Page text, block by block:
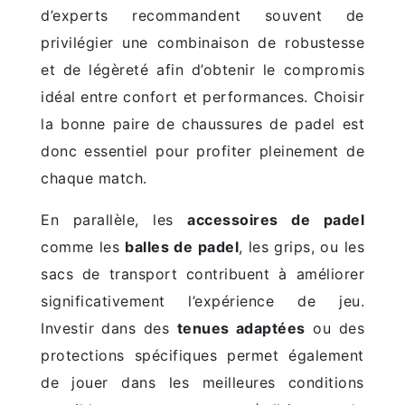
d’experts recommandent souvent de
privilégier une combinaison de robustesse
et de légèreté afin d’obtenir le compromis
idéal entre confort et performances. Choisir
la bonne paire de chaussures de padel est
donc essentiel pour profiter pleinement de
chaque match.
En parallèle, les accessoires de padel
comme les balles de padel, les grips, ou les
sacs de transport contribuent à améliorer
significativement l’expérience de jeu.
Investir dans des tenues adaptées ou des
protections spécifiques permet également
de jouer dans les meilleures conditions